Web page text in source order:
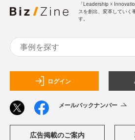
「Leadership ☓
スを創出、変革していく
す。
ログイン
メールバックナンバー
広告掲載のご案内